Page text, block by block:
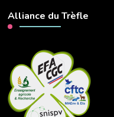
Alliance du Trèfle